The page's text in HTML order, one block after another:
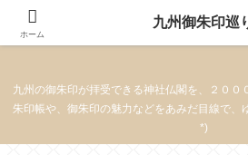
九州御朱印巡
九州の御朱印が拝受できる神社仏閣を、２００
朱印帳や、御朱印の魅力などをあみだ目線で、
*)
ホーム
九州御朱印巡